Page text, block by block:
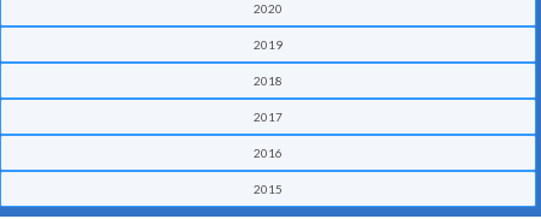
2020
2019
2018
2017
2016
2015